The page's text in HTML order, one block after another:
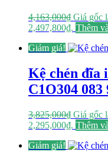
4,163,000₫ Giá gốc
2,497,800₫. Thêm
Giảm giá!
Kệ chén đĩa
C1O304 083
3,825,000₫ Giá gốc
2,295,000₫. Thêm
Giảm giá!